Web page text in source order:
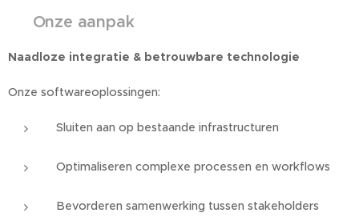
Onze aanpak
Naadloze integratie & betrouwbare technologie
Onze softwareoplossingen:
Sluiten aan op bestaande infrastructuren
Optimaliseren complexe processen en workflows
Bevorderen samenwerking tussen stakeholders